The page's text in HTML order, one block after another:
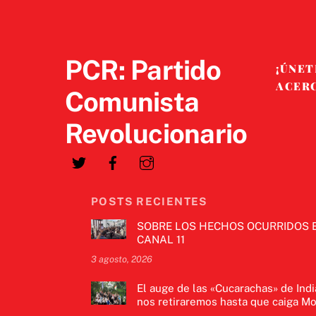
PCR: Partido
Comunista
Revolucionario
POSTS RECIENTES
SOBRE LOS HECHOS OCURRIDOS
CANAL 11
3 agosto, 2026
El auge de las «Cucarachas» de
nos retiraremos hasta que caiga